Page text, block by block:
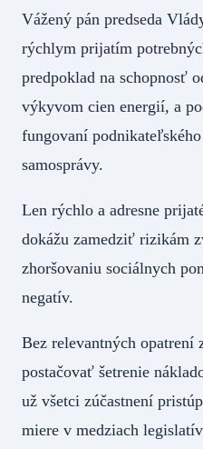
Vážený pán predseda
rýchlym prijatím
predpoklad na schopnosť
výkyvom cien energií, a
fungovaní
samosprávy.
Len rýchlo a adresne
dokážu zamedziť rizikám
zhoršovaniu sociálnych
negatív.
Bez relevantných opatrení
postačovať šetrenie
už všetci zúčastnení
miere v medziach